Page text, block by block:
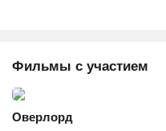
Фильмы с участием
Оверлорд